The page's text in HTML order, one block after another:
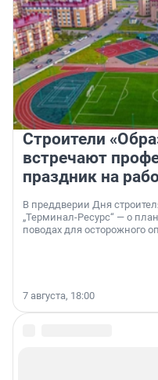
Строители
встречают
праздник на
В преддверии Дня
„Терминал-Ресурс“ — о
поводах для осторожного
7 августа, 18:00